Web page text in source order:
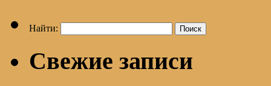
Найти:
Свежие записи